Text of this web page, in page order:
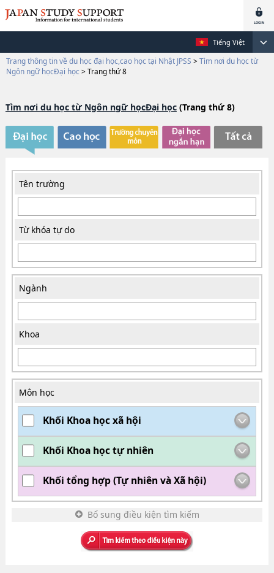
Tiếng Việt
Trang thông tin về du học đại học,cao học tại Nhật JPSS > Tìm nơi du học từ
Ngôn ngữ họcĐại học > Trang thứ 8
Tìm nơi du học từ Ngôn ngữ họcĐại học(Trang thứ 8)
Tên trường
Từ khóa tự do
Ngành
Khoa
Môn học
Khối Khoa học xã hội
Khối Khoa học tự nhiên
Khối tổng hợp (Tự nhiên và Xã hội)
Bổ sung điều kiện tìm kiếm